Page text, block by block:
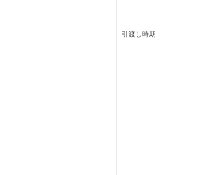
引渡し時期